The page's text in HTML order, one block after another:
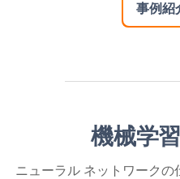
事例紹
機械学
ニューラル ネットワーク